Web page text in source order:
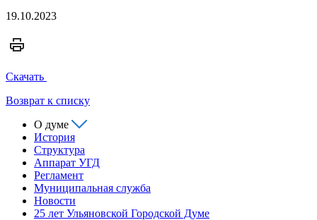
19.10.2023
Скачать
Возврат к списку
О думе
История
Структура
Аппарат УГД
Регламент
Муниципальная служба
Новости
25 лет Ульяновской Городской Думе